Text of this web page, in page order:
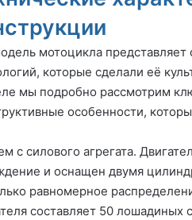
мотоцикла
которые сделали её
мы подробно рассмотрим
особенности,
с силового агрегата.
и оснащен двумя
равномерное
составляет 50 лошадиных